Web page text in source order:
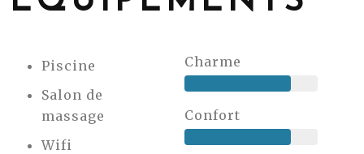
Piscine
Salon de
massage
Wifi
Charme
Confort